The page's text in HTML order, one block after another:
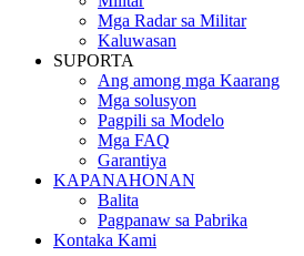
Mga Radar sa Militar
Kaluwasan
SUPORTA
Ang among mga Kaarang
Mga solusyon
Pagpili sa Modelo
Mga FAQ
Garantiya
KAPANAHONAN
Balita
Pagpanaw sa Pabrika
Kontaka Kami